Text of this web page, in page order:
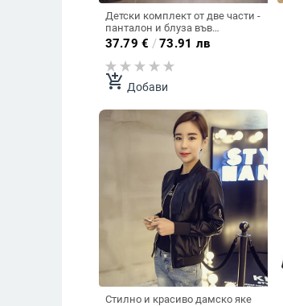
Детски комплект от две части -
панталон и блуза във
флорални мотиви
37.79 € /73.91 лв
add_shopping_cart Добави
Стилно и красиво дамско яке